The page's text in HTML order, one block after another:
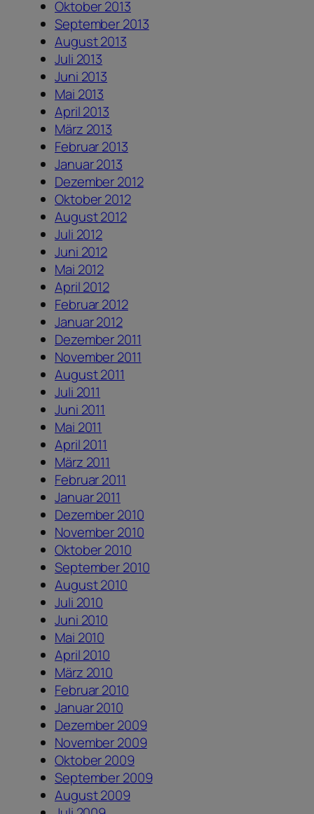
Oktober 2013
September 2013
August 2013
Juli 2013
Juni 2013
Mai 2013
April 2013
März 2013
Februar 2013
Januar 2013
Dezember 2012
Oktober 2012
August 2012
Juli 2012
Juni 2012
Mai 2012
April 2012
Februar 2012
Januar 2012
Dezember 2011
November 2011
August 2011
Juli 2011
Juni 2011
Mai 2011
April 2011
März 2011
Februar 2011
Januar 2011
Dezember 2010
November 2010
Oktober 2010
September 2010
August 2010
Juli 2010
Juni 2010
Mai 2010
April 2010
März 2010
Februar 2010
Januar 2010
Dezember 2009
November 2009
Oktober 2009
September 2009
August 2009